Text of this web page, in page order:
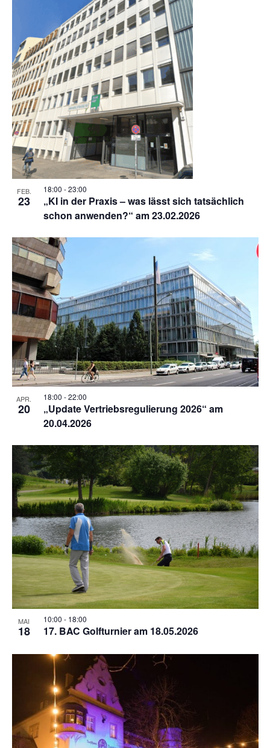
FEB.
23
„KI in der Praxis – was lässt sich tatsächlich
schon anwenden?“ am 23.02.2026
18:00 -23:00
APR.
20
„Update Vertriebsregulierung 2026“ am
20.04.2026
18:00 -22:00
MAI
18 17. BAC Golfturnier am 18.05.2026
10:00 - 18:00